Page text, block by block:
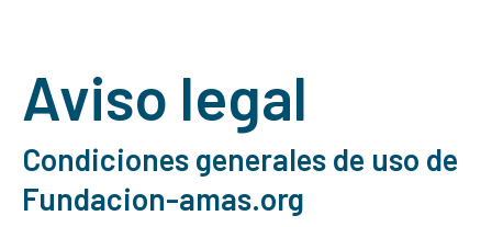
Aviso legal
Condiciones generales de uso de
Fundacion-amas.org